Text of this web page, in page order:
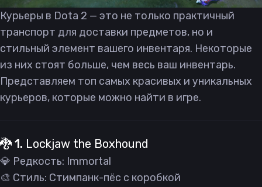
Курьеры в Dota 2 — это не только практичный
транспорт для доставки предметов, но и
стильный элемент вашего инвентаря. Некоторые
из них стоят больше, чем весь ваш инвентарь.
Представляем топ самых красивых и уникальных
курьеров, которые можно найти в игре.
🐉 1. Lockjaw the Boxhound
💎 Редкость: Immortal
🎨 Стиль: Стимпанк-пёс с коробкой